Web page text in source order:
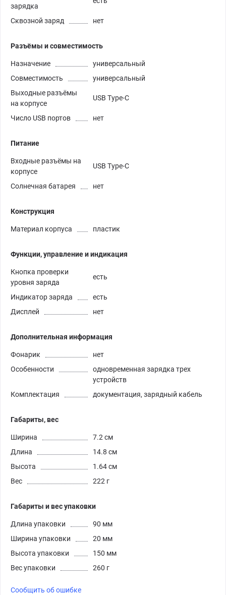
зарядка
Сквозной заряд нет
Разъёмы и совместимость
Назначение
универсальный
Совместимость
универсальный
Выходные разъёмы
на корпусе
USB Type-C
Число USB портов нет
Питание
Входные разъёмы на
корпусе
USB Type-C
Солнечная батарея нет
Конструкция
Материал корпуса пластик
Функции, управление и индикация
Кнопка проверки
уровня заряда
есть
Индикатор заряда
есть
Дисплей
нет
Дополнительная информация
Фонарик
нет
Особенности
одновременная зарядка трех
устройств
Комплектация
документация, зарядный кабель
Габариты, вес
Ширина
7.2 см
Длина
14.8 см
Высота
1.64 см
Вес
222 г
Габариты и вес упаковки
Длина упаковки
90 мм
Ширина упаковки
20 мм
Высота упаковки
150 мм
Вес упаковки
260 г
Сообщить об ошибке